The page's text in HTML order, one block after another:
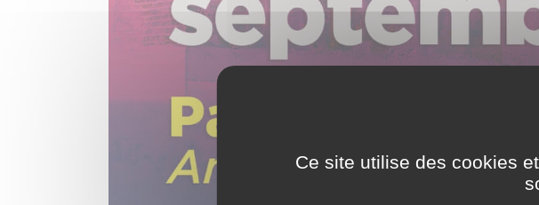
Ce site utilise des cookies